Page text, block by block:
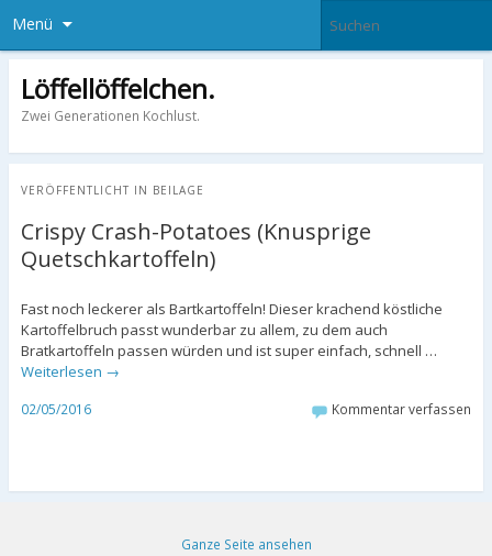
Menü
Löffellöffelchen.
Zwei Generationen Kochlust.
VERÖFFENTLICHT IN BEILAGE
Crispy Crash-Potatoes (Knusprige
Quetschkartoffeln)
Fast noch leckerer als Bartkartoffeln! Dieser krachend köstliche
Kartoffelbruch passt wunderbar zu allem, zu dem auch
Bratkartoffeln passen würden und ist super einfach, schnell …
Weiterlesen →
02/05/2016 Kommentar verfassen
Ganze Seite ansehen